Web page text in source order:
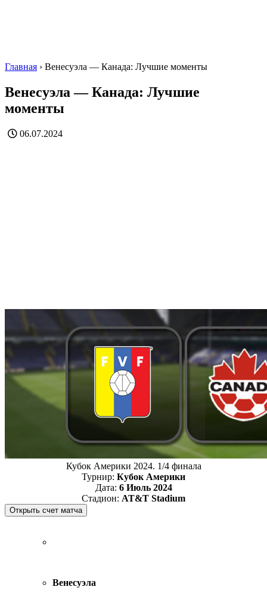
Главная › Венесуэла — Канада: Лучшие моменты
Венесуэла — Канада: Лучшие
моменты
06.07.2024
Кубок Америки 2024. 1/4 финала
Турнир: Кубок Америки
Дата: 6 Июль 2024
Стадион: AT&T Stadium
Венесуэла